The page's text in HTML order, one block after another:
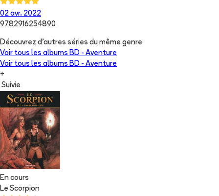
02 avr. 2022
9782916254890
Découvrez d'autres séries du même genre
Voir tous les albums BD - Aventure
Voir tous les albums BD - Aventure
+
Suivie
En cours
Le Scorpion